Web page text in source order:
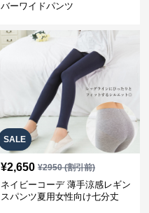
バーワイドパンツ
SALE
¥2,650 ¥2950(割引前)
ネイビーコーデ 薄手涼感レギン
スパンツ夏用女性向け七分丈